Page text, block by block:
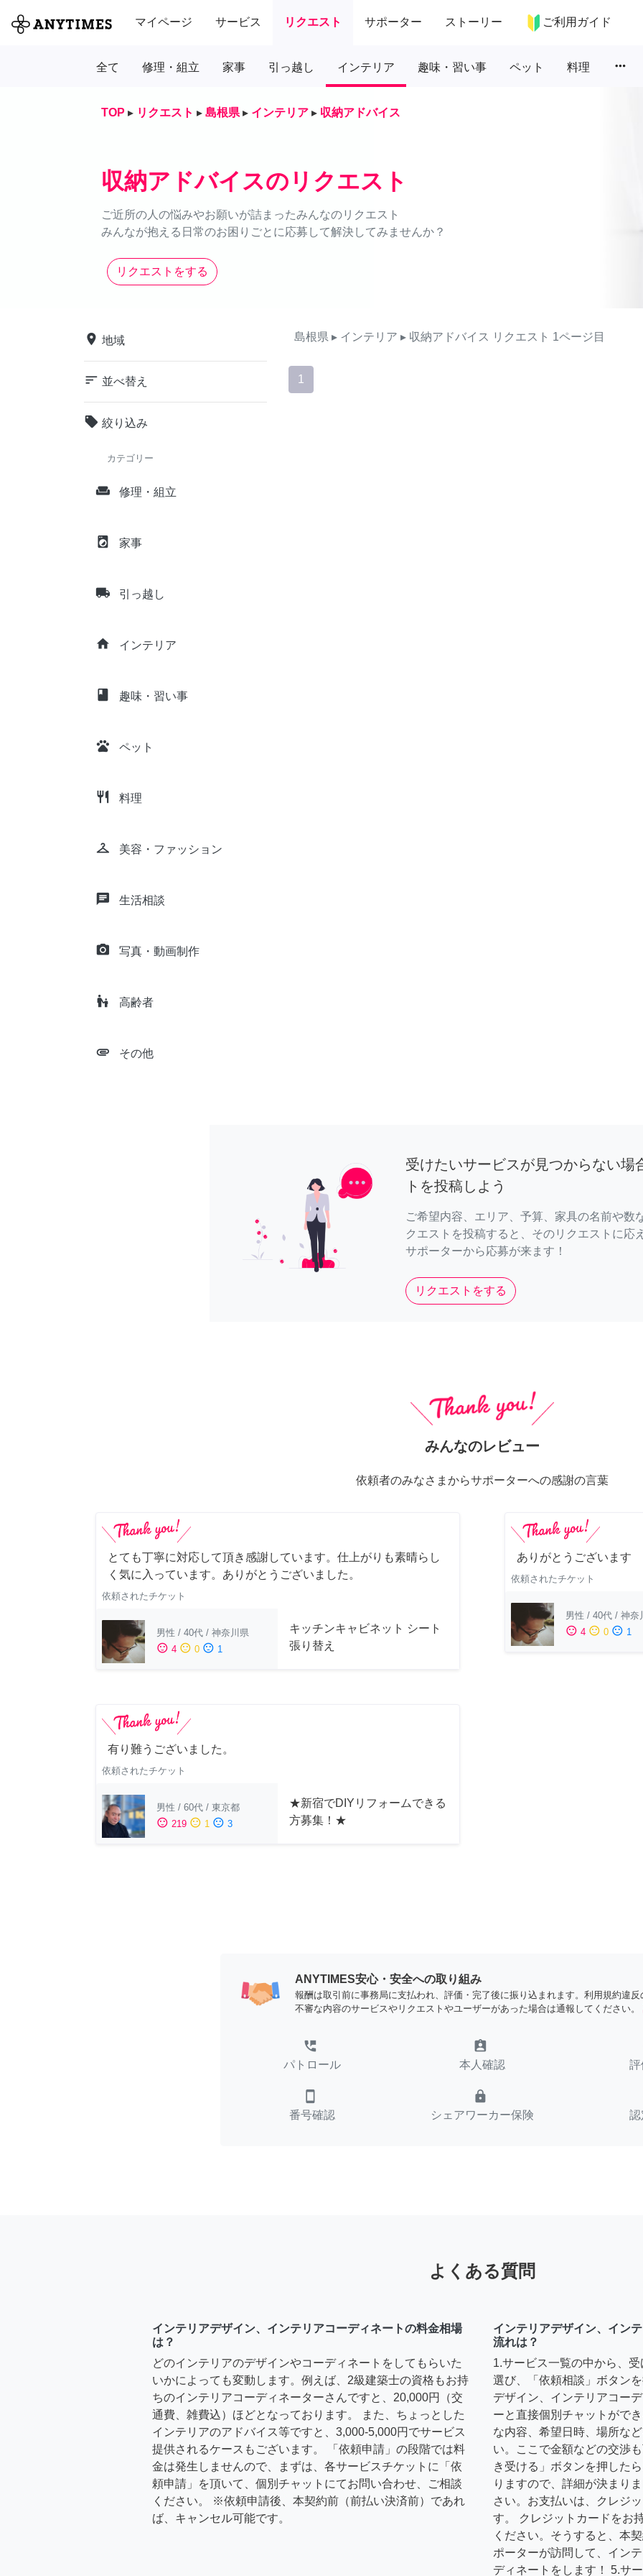
マイページ サービス リクエスト サポーター ストーリー ご利用ガイド
全て 修理・組立 家事 引っ越し インテリア 趣味・習い事 ペット 料理 more_horiz
TOP ▸ リクエスト ▸ 島根県 ▸ インテリア ▸ 収納アドバイス
収納アドバイスのリクエスト
ご近所の人の悩みやお願いが詰まったみんなのリクエスト
みんなが抱える日常のお困りごとに応募して解決してみませんか？
リクエストをする
place 地域
sort 並べ替え
local_offer 絞り込み
カテゴリー
weekend 修理・組立
local_laundry_service 家事
local_shipping 引っ越し
home インテリア
class 趣味・習い事
pets ペット
restaurant 料理
checkroom 美容・ファッション
chat 生活相談
camera_alt 写真・動画制作
escalator_warning 高齢者
attachment その他
島根県 ▸ インテリア ▸ 収納アドバイス リクエスト 1ページ目
1
受けたいサービスが見つからない場
トを投稿しよう
ご希望内容、エリア、予算、家具の名前や数
クエストを投稿すると、そのリクエストに応
サポーターから応募が来ます！
リクエストをする
みんなのレビュー
依頼者のみなさまからサポーターへの感謝の言葉
とても丁寧に対応して頂き感謝しています。仕上がりも素晴らし
く気に入っています。ありがとうございました。
依頼されたチケット
男性 / 40代 / 神奈川県
sentiment_satisfied 4 sentiment_neutral 0 sentiment_dissatisfied 1
キッチンキャビネット シート
張り替え
ありがとうございます
依頼されたチケット
男性 / 40代 / 神奈
sentiment_satisfied 4 sentiment_neutral 0 sentiment_dissatisfied 1
有り難うございました。
依頼されたチケット
男性 / 60代 / 東京都
sentiment_satisfied 219 sentiment_neutral 1 sentiment_dissatisfied 3
★新宿でDIYリフォームできる
方募集！★
ANYTIMES安心・安全への取り組み
報酬は取引前に事務局に支払われ、評価・完了後に振り込まれます。利用規約違反
不審な内容のサービスやリクエストやユーザーがあった場合は通報してください。
perm_phone_msg
パトロール
assignment_ind
本人確認
smartphone
番号確認
lock
シェアワーカー保険
よくある質問
インテリアデザイン、インテリアコーディネートの料金相場
は？
どのインテリアのデザインやコーディネートをしてもらいた
いかによっても変動します。例えば、2級建築士の資格もお持
ちのインテリアコーディネーターさんですと、20,000円（交
通費、雑費込）ほどとなっております。 また、ちょっとした
インテリアのアドバイス等ですと、3,000-5,000円でサービス
提供されるケースもございます。 「依頼申請」の段階では料
金は発生しませんので、まずは、各サービスチケットに「依
頼申請」を頂いて、個別チャットにてお問い合わせ、ご相談
ください。 ※依頼申請後、本契約前（前払い決済前）であれ
ば、キャンセル可能です。
インテリアデザイン、イン
流れは？
1.サービス一覧の中から、
選び、「依頼相談」ボタン
デザイン、インテリアコー
ーと直接個別チャットがで
な内容、希望日時、場所な
い。ここで金額などの交渉
き受ける」ボタンを押した
りますので、詳細が決まり
さい。お支払いは、クレジ
す。 クレジットカードをお
ください。そうすると、本
ポーターが訪問して、イン
ディネートをします！ 5.サ